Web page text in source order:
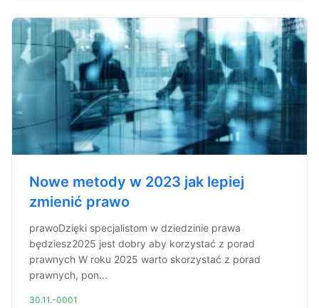
Nowe metody w 2023 jak lepiej
zmienić prawo
prawoDzięki specjalistom w dziedzinie prawa
będziesz2025 jest dobry aby korzystać z porad
prawnych W roku 2025 warto skorzystać z porad
prawnych, pon...
30.11.-0001